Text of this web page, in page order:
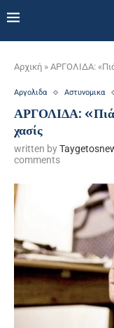
Αρχική » ΑΡΓΟΛΙΔΑ:
Αργολιδα Αστυνομικα
ΑΡΓΟΛΙΔΑ:
χασίς
written by
comments